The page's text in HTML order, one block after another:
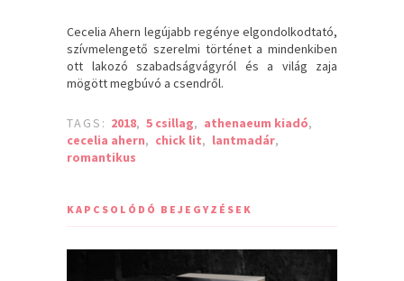
Cecelia Ahern legújabb regénye elgondolkodtató,
szívmelengető szerelmi történet a mindenkiben
ott lakozó szabadságvágyról és a világ zaja
mögött megbúvó a csendről.
TAGS: 2018, 5 csillag, athenaeum kiadó,
cecelia ahern, chick lit, lantmadár,
romantikus
KAPCSOLÓDÓ BEJEGYZÉSEK